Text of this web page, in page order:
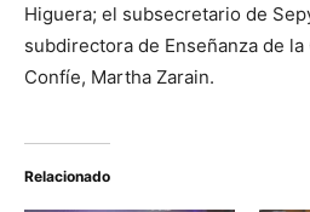
Higuera; el subsecretario de
subdirectora de Enseñanza de
Confíe, Martha Zarain.
Relacionado